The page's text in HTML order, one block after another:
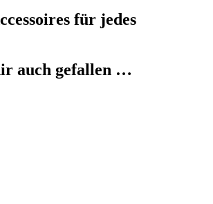
für jedes
auch gefallen …